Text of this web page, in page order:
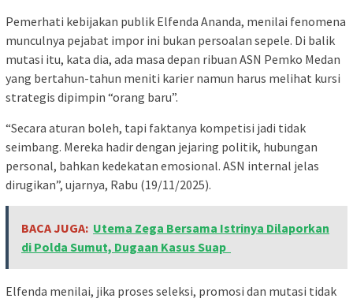
Pemerhati kebijakan publik Elfenda Ananda, menilai fenomena
munculnya pejabat impor ini bukan persoalan sepele. Di balik
mutasi itu, kata dia, ada masa depan ribuan ASN Pemko Medan
yang bertahun-tahun meniti karier namun harus melihat kursi
strategis dipimpin “orang baru”.
“Secara aturan boleh, tapi faktanya kompetisi jadi tidak
seimbang. Mereka hadir dengan jejaring politik, hubungan
personal, bahkan kedekatan emosional. ASN internal jelas
dirugikan”, ujarnya, Rabu (19/11/2025).
BACA JUGA: Utema Zega Bersama Istrinya Dilaporkan
di Polda Sumut, Dugaan Kasus Suap
Elfenda menilai, jika proses seleksi, promosi dan mutasi tidak